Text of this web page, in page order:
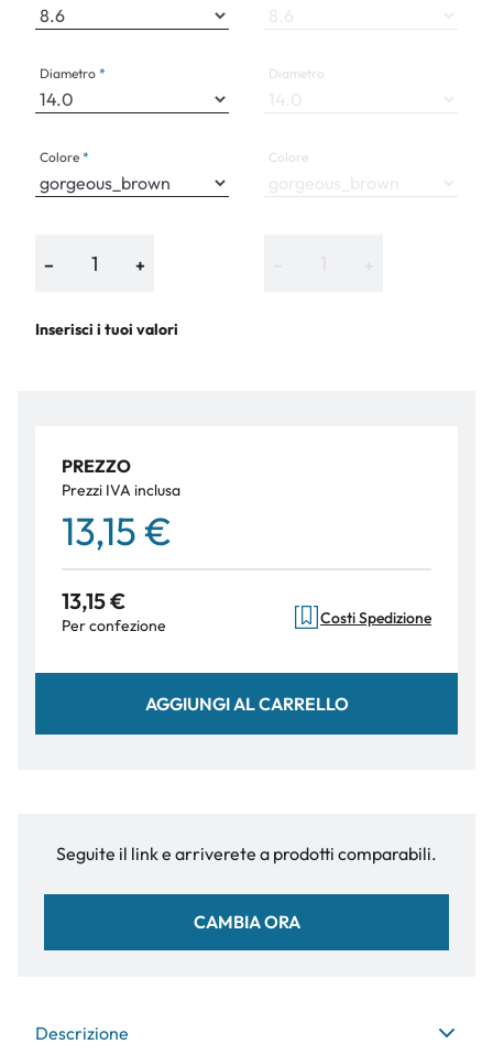
Diametro
Colore
− +
Inserisci i tuoi valori
Diametro
Colore
PREZZO
Prezzi IVA inclusa
13,15 €
13,15 €
Per confezione Costi Spedizione
AGGIUNGI AL CARRELLO
Seguite il link e arriverete a prodotti comparabili.
CAMBIA ORA
Descrizione